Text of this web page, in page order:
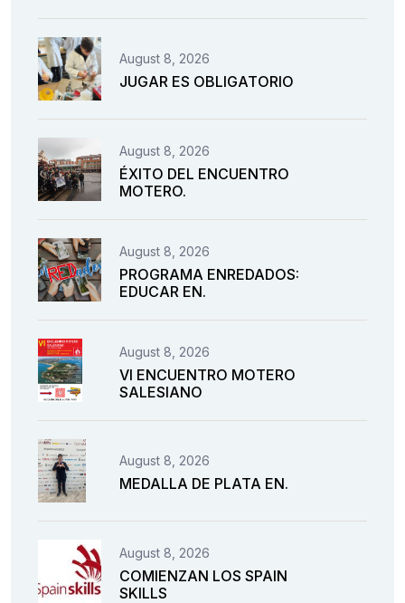
August 8, 2026
JUGAR ES OBLIGATORIO
August 8, 2026
ÉXITO DEL ENCUENTRO
MOTERO.
August 8, 2026
PROGRAMA ENREDADOS:
EDUCAR EN.
August 8, 2026
VI ENCUENTRO MOTERO
SALESIANO
August 8, 2026
MEDALLA DE PLATA EN.
August 8, 2026
COMIENZAN LOS SPAIN
SKILLS